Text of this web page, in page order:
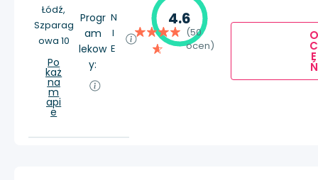
Łódź,
Szparag
owa 10
Po
każ
na
m
api
e
Progr
am
lekow
y:
N
I
E
4.6
(50
ocen)
O
C
E
Ń